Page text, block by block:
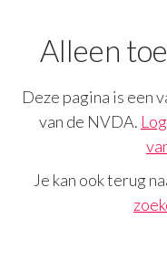
Alleen
Deze pagina is een
van de NVDA.
Je kan ook terug